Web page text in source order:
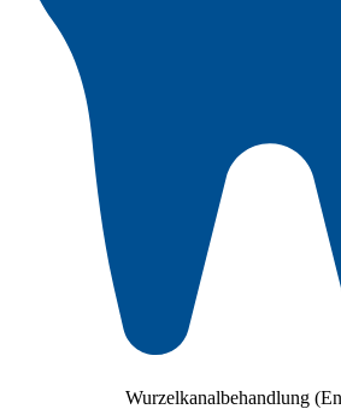
Wurzelkanalbehandlung